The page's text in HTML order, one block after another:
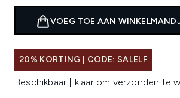
VOEG TOE AAN
20% KORTING | CODE: SALELF
Beschikbaar | klaar om verzonden te